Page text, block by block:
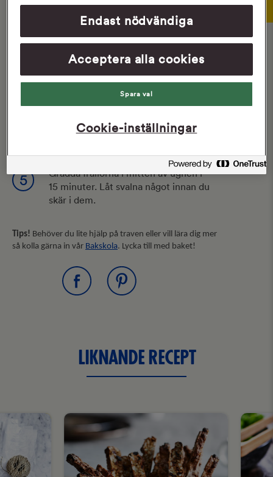
ganska lös. Täck bunken med plast
och jäs i rumstemperatur i 10-12
3
Värm ugnen till 250 °C (varmluft 230
°C).
ur bunken, och lägg dem på en plåt
5
Grädda frallorna i mitten av ugnen i
15 minuter. Låt svalna något innan du
skär i dem.
Tips! Behöver du lite hjälp på traven eller vill lära dig mer
så kolla gärna in vår Bakskola. Lycka till med baket!
LIKNANDE RECEPT
Endast nödvändiga
Acceptera alla cookies
Spara val
Cookie-inställningar